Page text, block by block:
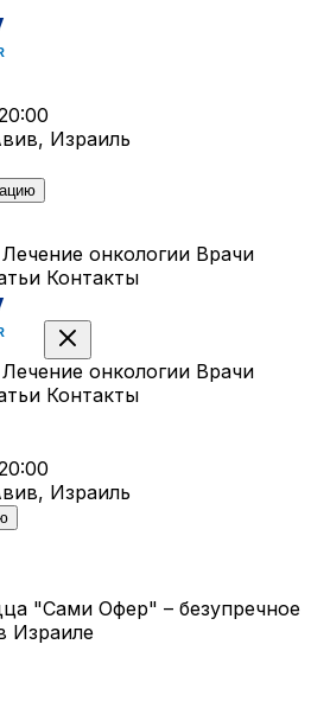
Израиль
Лечение онкологии Врачи
Контакты
Лечение онкологии Врачи
Контакты
Израиль
"Сами Офер" – безупречное
Израиле